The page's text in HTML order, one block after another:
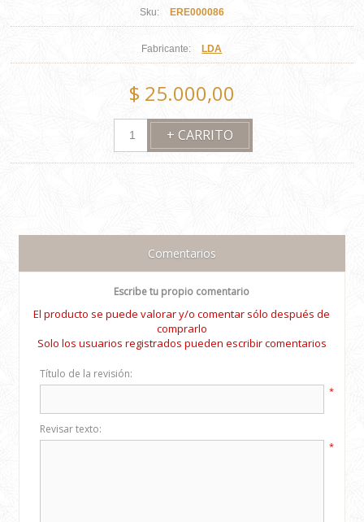
Sku: ERE000086
Fabricante: LDA
$ 25.000,00
Comentarios
Escribe tu propio comentario
El producto se puede valorar y/o comentar sólo después de
comprarlo
Solo los usuarios registrados pueden escribir comentarios
Título de la revisión:
*
Revisar texto:
*